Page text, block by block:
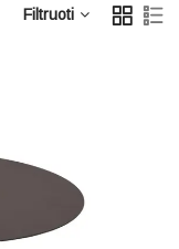
Filtruoti